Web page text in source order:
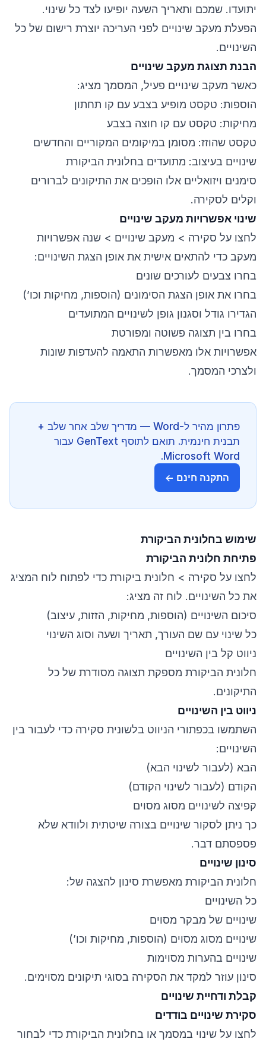
יתועדו. שמכם ותאריך השעה יופיעו לצד כל שינוי.
הפעלת מעקב שינויים לפני העריכה יוצרת רישום של כל
השינויים.
הבנת תצוגת מעקב שינויים
כאשר מעקב שינויים פעיל, המסמך מציג:
הוספות: טקסט מופיע בצבע עם קו תחתון
מחיקות: טקסט עם קו חוצה בצבע
טקסט שהוזז: מסומן במיקומים המקוריים והחדשים
שינויים בעיצוב: מתועדים בחלונית הביקורת
סימנים ויזואליים אלו הופכים את התיקונים לברורים
וקלים לסקירה.
שינוי אפשרויות מעקב שינויים
לחצו על סקירה > מעקב שינויים > שנה אפשרויות
מעקב כדי להתאים אישית את אופן הצגת השינויים:
בחרו צבעים לעורכים שונים
בחרו את אופן הצגת הסימונים (הוספות, מחיקות וכו’)
הגדירו גודל וסגנון גופן לשינויים המתועדים
בחרו בין תצוגה פשוטה ומפורטת
אפשרויות אלו מאפשרות התאמה להעדפות שונות
ולצרכי המסמך.
פתרון מהיר ל-Word — מדריך שלב אחר שלב +
תבנית חינמית. תואם לתוסף GenText עבור
Microsoft Word.
התקנה חינם ←
שימוש בחלונית הביקורת
פתיחת חלונית הביקורת
לחצו על סקירה > חלונית ביקורת כדי לפתוח לוח המציג
את כל השינויים. לוח זה מציג:
סיכום השינויים (הוספות, מחיקות, הזזות, עיצוב)
כל שינוי עם שם העורך, תאריך ושעה וסוג השינוי
ניווט קל בין השינויים
חלונית הביקורת מספקת תצוגה מסודרת של כל
התיקונים.
ניווט בין השינויים
השתמשו בכפתורי הניווט בלשונית סקירה כדי לעבור בין
השינויים:
הבא (לעבור לשינוי הבא)
הקודם (לעבור לשינוי הקודם)
קפיצה לשינויים מסוג מסוים
כך ניתן לסקור שינויים בצורה שיטתית ולוודא שלא
פספסתם דבר.
סינון שינויים
חלונית הביקורת מאפשרת סינון להצגה של:
כל השינויים
שינויים של מבקר מסוים
שינויים מסוג מסוים (הוספות, מחיקות וכו’)
שינויים בהערות מסוימות
סינון עוזר למקד את הסקירה בסוגי תיקונים מסוימים.
קבלת ודחיית שינויים
סקירת שינויים בודדים
לחצו על שינוי במסמך או בחלונית הביקורת כדי לבחור